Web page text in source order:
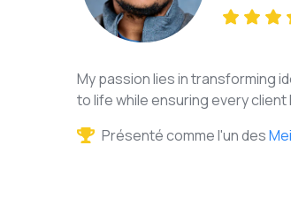
My passion lies in transforming
to life while ensuring every
Présenté comme l'un des